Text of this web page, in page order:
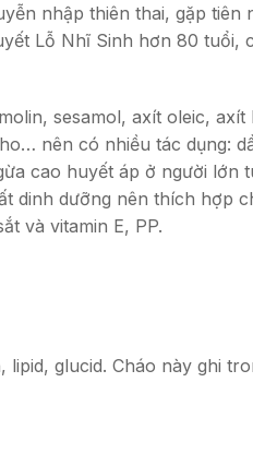
nhập thiên thai, gặp
Lỗ Nhĩ Sinh hơn 80 tuổi,
sesamol, axít oleic,
nên có nhiều tác dụng:
cao huyết áp ở người lớn
dinh dưỡng nên thích hợp
và vitamin E, PP.
glucid. Cháo này ghi